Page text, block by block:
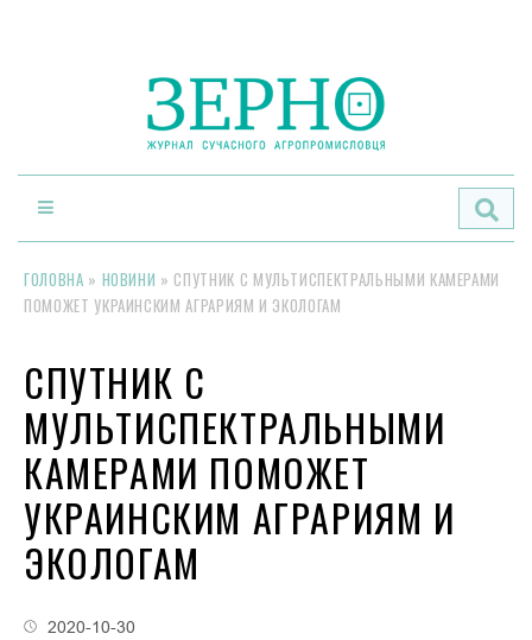
ГОЛОВНА » НОВИНИ » СПУТНИК С МУЛЬТИСПЕКТРАЛЬНЫМИ КАМЕРАМИ
ПОМОЖЕТ УКРАИНСКИМ АГРАРИЯМ И ЭКОЛОГАМ
СПУТНИК С
МУЛЬТИСПЕКТРАЛЬНЫМИ
КАМЕРАМИ ПОМОЖЕТ
УКРАИНСКИМ АГРАРИЯМ И
ЭКОЛОГАМ
2020-10-30